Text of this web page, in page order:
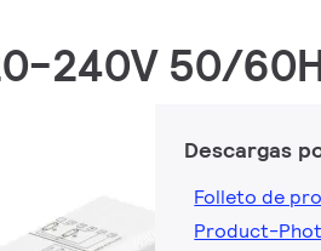
240V 50/
Descargas
Folleto de
Product-